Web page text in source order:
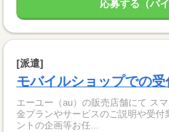
応募する（バ
[派遣]
モバイルショップでの
エーユー（au）の販売店舗にて ス
金プランやサービスのご説明や受
ントの企画等お任...